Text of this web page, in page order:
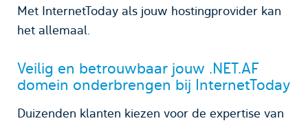
Met InternetToday als jouw hostingprovider kan
het allemaal.
Veilig en betrouwbaar jouw .NET.AF
domein onderbrengen bij InternetToday
Duizenden klanten kiezen voor de expertise van